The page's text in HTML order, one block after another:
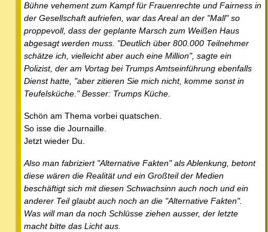
Bühne vehement zum Kampf für Frauenrechte und Fairness in
der Gesellschaft aufriefen, war das Areal an der "Mall" so
proppevoll, dass der geplante Marsch zum Weißen Haus
abgesagt werden muss. "Deutlich über 800.000 Teilnehmer
schätze ich, vielleicht aber auch eine Million", sagte ein
Polizist, der am Vortag bei Trumps Amtseinführung ebenfalls
Dienst hatte, "aber zitieren Sie mich nicht, komme sonst in
Teufelsküche." Besser: Trumps Küche.
Schön am Thema vorbei quatschen.
So isse die Journaille.
Jetzt wieder Du.
Also man fabriziert "Alternative Fakten" als Ablenkung, betont
diese wären die Realität und ein Großteil der Medien
beschäftigt sich mit diesen Schwachsinn auch noch und ein
anderer Teil glaubt auch noch an die "Alternative Fakten".
Was will man da noch Schlüsse ziehen ausser, der letzte
macht bitte das Licht aus.